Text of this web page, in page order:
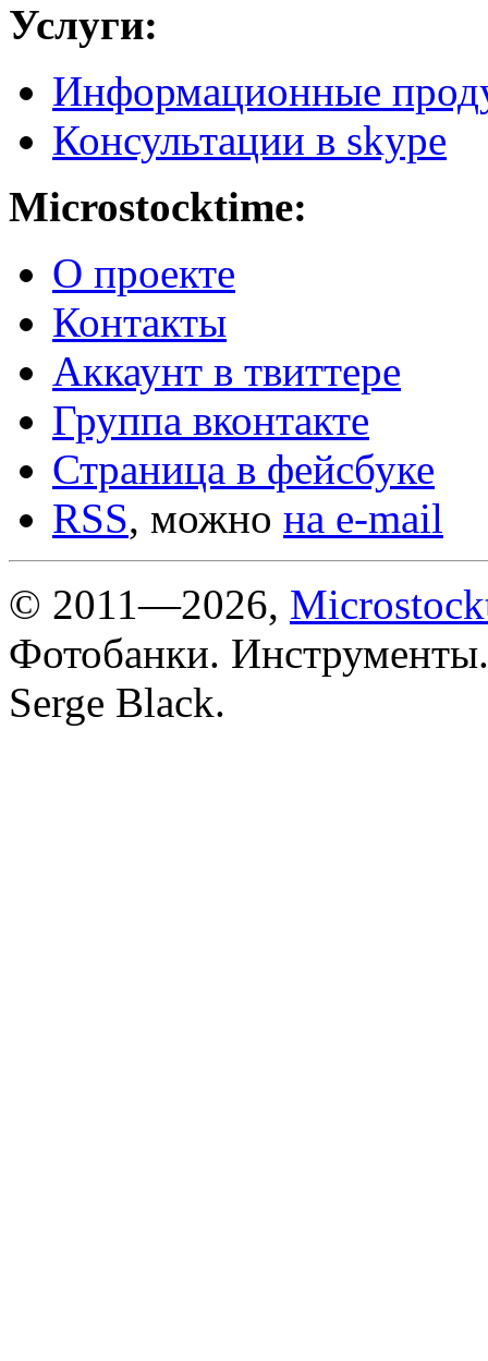
Услуги:
Информационные
Консультации в skype
Microstocktime:
О проекте
Контакты
Аккаунт в твиттере
Группа вконтакте
Страница в фейсбуке
RSS, можно на e-mail
© 2011—2026,
Фотобанки.
Serge Black.